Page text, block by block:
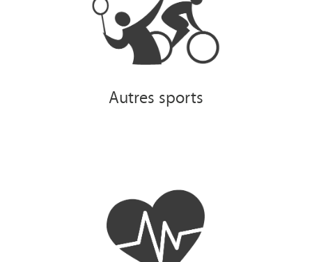
Autres sports